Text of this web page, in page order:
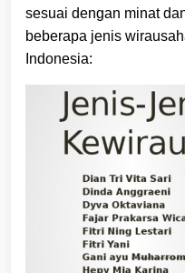
sesuai dengan minat
beberapa jenis
Indonesia: